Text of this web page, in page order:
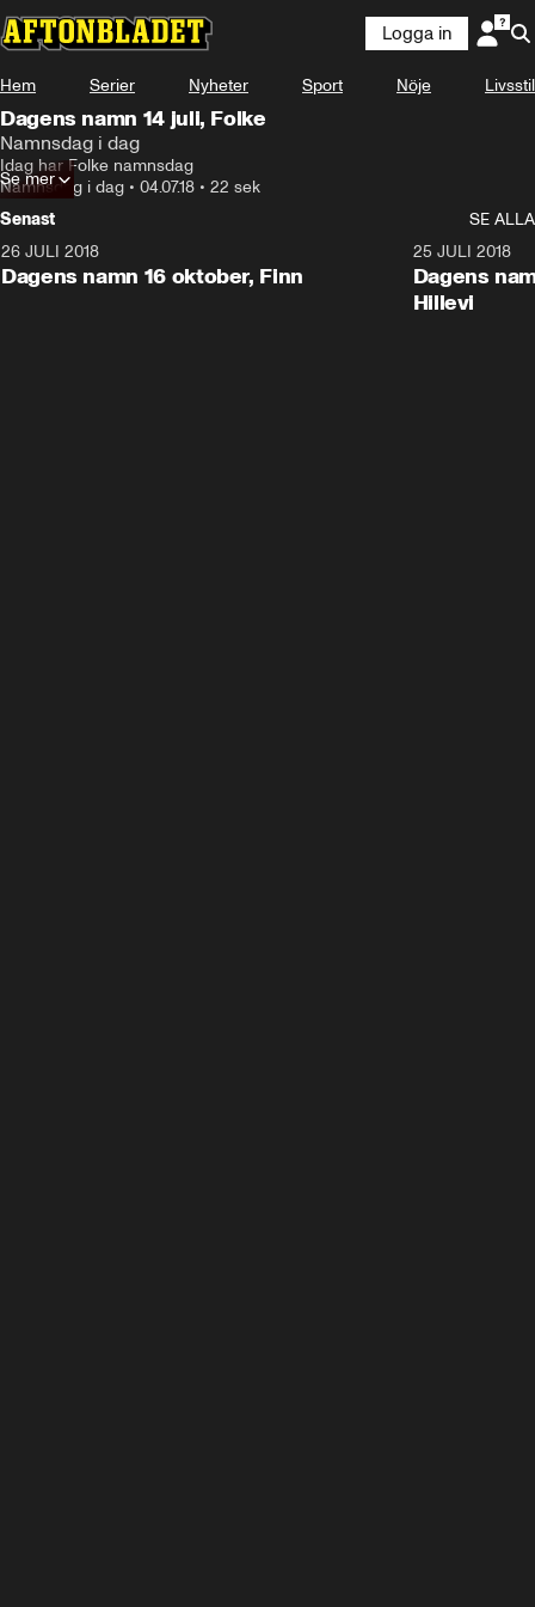
Logga in
Hem Serier Nyheter Sport Nöje Livsstil
Dagens namn 14 juli, Folke
Namnsdag i dag
Idag har Folke namnsdag
Namnsdag i dag • 04.07.18 • 22 sek
Se mer
Senast
SE ALLA
26 JULI 2018
Dagens namn 16 oktober, Finn
25 JULI 2018
Dagens
Hillevi